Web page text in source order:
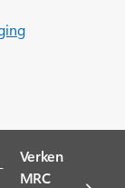
Verken
MRC